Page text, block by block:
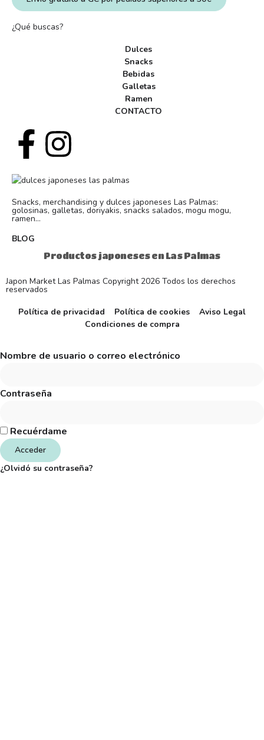
Snacks, merchandising y dulces japoneses Las Palmas:
golosinas, galletas, doriyakis, snacks salados, mogu mogu,
ramen...
BLOG
Productos japoneses en Las Palmas
¿Qué buscas?
Dulces
Snacks
Bebidas
Galletas
Ramen
CONTACTO
Japon Market Las Palmas Copyright 2026 Todos los derechos
reservados
Política de privacidad
Política de cookies
Aviso Legal
Condiciones de compra
Nombre de usuario o correo electrónico
Contraseña
Recuérdame
Acceder
¿Olvidó su contraseña?